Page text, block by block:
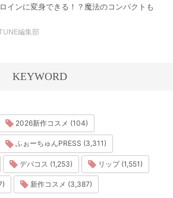
インに変身できる！？魔法のコンパクトも
編集部
KEYWORD
2026新作コスメ (104)
ふぉーちゅんPRESS (3,311)
デパコス (1,253) リップ (1,551)
新作コスメ (3,387)